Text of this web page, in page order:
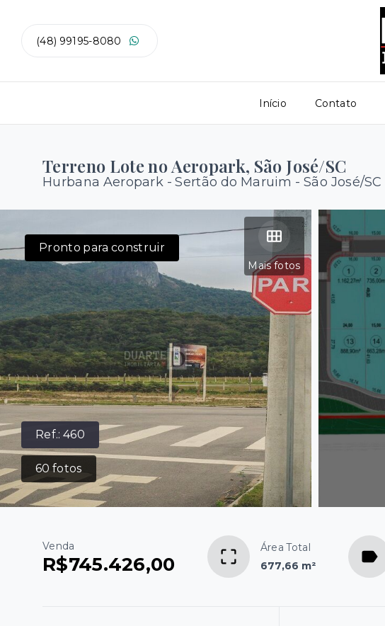
(48) 99195-8080
Início Contato
Terreno Lote no Aeropark, São José/SC
Hurbana Aeropark -Sertão do Maruim - São José/SC
Ref.:460
60 fotos
Mais fotos
Pronto para construir
Venda
R$745.426,00
Área Total
677,66 m²